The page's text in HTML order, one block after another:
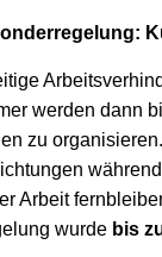
werden dann
zu
Arbeit
wurde bis